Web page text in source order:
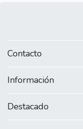
Contacto
Información
Destacado